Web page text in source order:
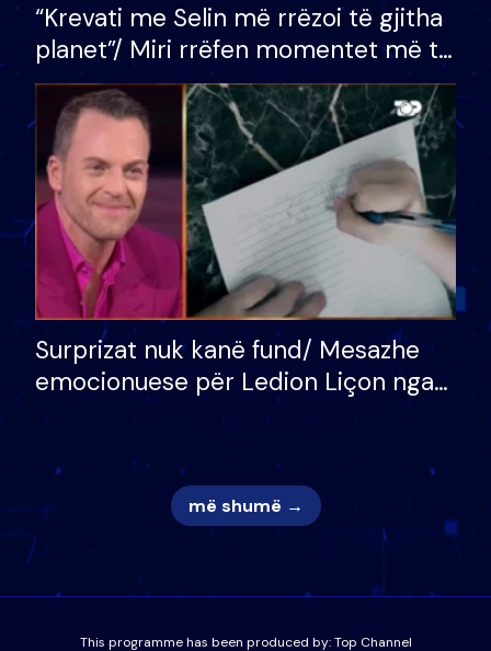
“Krevati me Selin më rrëzoi të gjitha
planet”/ Miri rrëfen momentet më të
bukura në shtëpinë e BB VIP: Do më
mungojë zilja e mëngjesit kur…
Surprizat nuk kanë fund/ Mesazhe
emocionuese për Ledion Liçon nga
më shumë →
This programme has been produced by:Top Channel